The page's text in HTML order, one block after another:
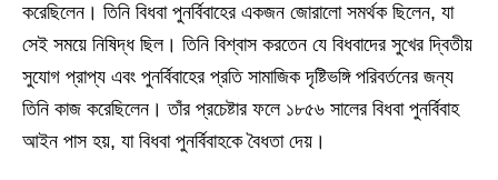
করেছিলেন। তিনি বিধবা পুনর্বিবাহের একজন জোরালো সমর্থক ছিলেন, যা
সেই সময়ে নিষিদ্ধ ছিল। তিনি বিশ্বাস করতেন যে বিধবাদের সুখের দ্বিতীয়
সুযোগ প্রাপ্য এবং পুনর্বিবাহের প্রতি সামাজিক দৃষ্টিভঙ্গি পরিবর্তনের জন্য
তিনি কাজ করেছিলেন। তাঁর প্রচেষ্টার ফলে ১৮৫৬ সালের বিধবা পুনর্বিবাহ
আইন পাস হয়, যা বিধবা পুনর্বিবাহকে বৈধতা দেয়।